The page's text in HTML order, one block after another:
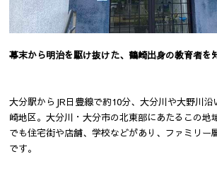
幕末から明治を駆け抜けた、鶴崎出身の教育者を
大分駅からJR日豊線で約10分、大分川や大野川
崎地区。大分川・大分市の北東部にあたるこの地
でも住宅街や店舗、学校などがあり、ファミリー
です。